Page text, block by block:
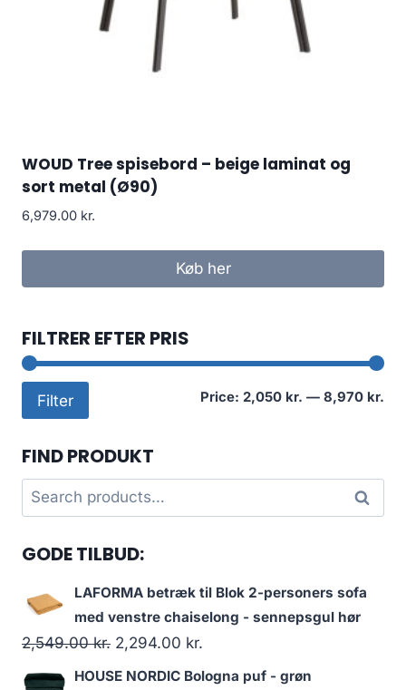
WOUD Tree spisebord – beige laminat og
sort metal (Ø90)
6,979.00 kr.
Køb her
FILTRER EFTER PRIS
Filter Price: 2,050 kr. — 8,970 kr.
FIND PRODUKT
Search
for:
Search
GODE TILBUD:
LAFORMA betræk til Blok 2-personers sofa
med venstre chaiselong - sennepsgul hør
2,549.00kr. 2,294.00 kr.
HOUSE NORDIC Bologna puf - grøn